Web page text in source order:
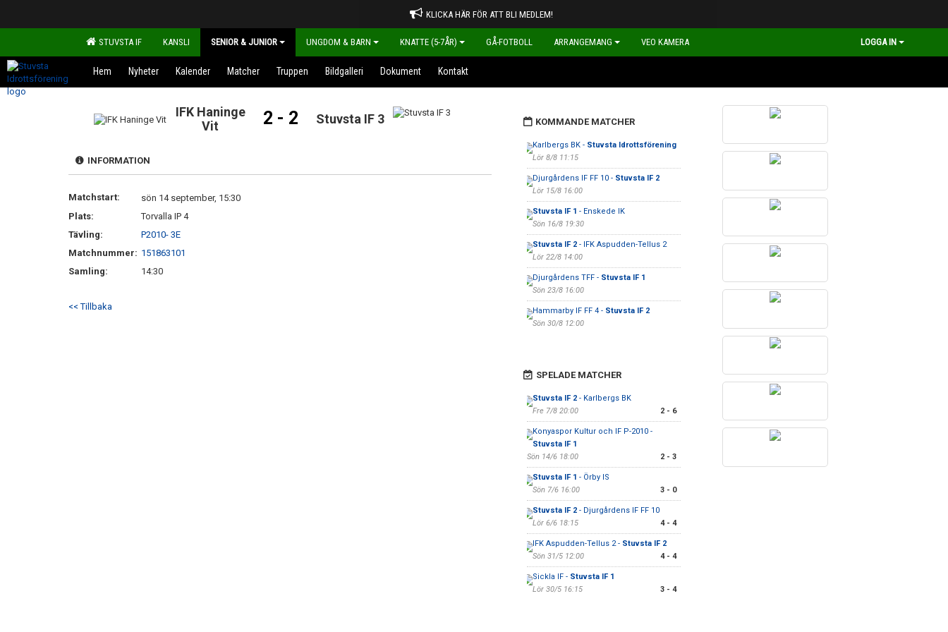
KLICKA HÄR FÖR ATT BLI MEDLEM!
STUVSTA IF KANSLI SENIOR & JUNIOR UNGDOM & BARN KNATTE (5-7ÅR) GÅ-FOTBOLL ARRANGEMANG VEO KAMERA LOGGA IN
Hem Nyheter Kalender Matcher Truppen Bildgalleri Dokument Kontakt
IFK Haninge
Vit
2 - 2 Stuvsta IF 3
INFORMATION
Matchstart:
sön 14 september, 15:30
Plats:
Torvalla IP 4
Tävling:
P2010- 3E
Matchnummer: 151863101
Samling:
14:30
<< Tillbaka
KOMMANDE MATCHER
Karlbergs BK - Stuvsta Idrottsförening
Lör 8/8 11:15
Djurgårdens IF FF 10 - Stuvsta IF 2
Lör 15/8 16:00
Stuvsta IF 1 - Enskede IK
Sön 16/8 19:30
Stuvsta IF 2- IFK Aspudden-Tellus 2
Lör 22/8 14:00
Djurgårdens TFF - Stuvsta IF 1
Sön 23/8 16:00
Hammarby IF FF 4 - Stuvsta IF 2
Sön 30/8 12:00
SPELADE MATCHER
Stuvsta IF 2- Karlbergs BK
Fre 7/8 20:00
2 - 6
Konyaspor Kultur och IF P-2010 -
Stuvsta IF 1
Sön 14/6 18:00
2 - 3
Stuvsta IF 1 - Örby IS
Sön 7/6 16:00
3 - 0
Stuvsta IF 2- Djurgårdens IF FF 10
Lör 6/6 18:15
4 - 4
IFK Aspudden-Tellus 2 - Stuvsta IF 2
Sön 31/5 12:00
4 - 4
Sickla IF - Stuvsta IF 1
Lör 30/5 16:15
3 - 4